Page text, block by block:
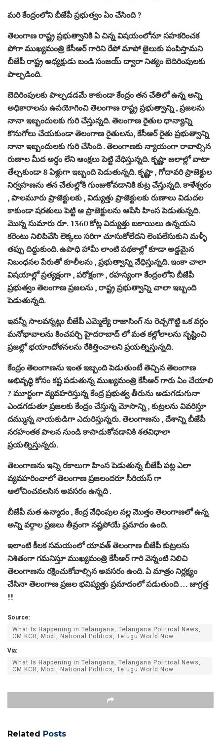
మరి కేంద్రంలోని బీజేపీ ప్రభుత్వం ఏం చేసింది ?
తెలంగాణ రాష్ట్ర ప్రభుత్వానికి ఏ చిన్న విషయంలోనూ సహకరించక
పోగా ముఖ్యమంత్రి కేసీఆర్ గారిని రేపో మాపో జైలుకు పంపిస్తామని
బీజేపీ రాష్ట్ర అధ్యక్షుడు బండి సంజయ్ ద్వారా నిత్యం బెదిరింపులకు
పాల్పడింది.
బెదిరింపులకు పాల్పడడమే కాకుండా కేంద్రం తన చేతిలో ఉన్న అన్ని
అధికారాలను ఉపయోగించి తెలంగాణ రాష్ట్ర ప్రభుత్వాన్ని , ప్రజలను
నానా ఇబ్బందులకు గురి చేస్తున్నది. తెలంగాణ రైతుల ధాన్యాన్ని
కొనుగోలు చేయకుండా తెలంగాణ రైతులను, కేసీఆర్ రైతు ప్రభుత్వాన్ని
నానా ఇబ్బందులకు గురి చేసింది . తెలంగాణకు న్యాయంగా రావాల్సిన
రుణాల మీద అర్ధం లేని ఆంక్షలు పెట్టి వేధిస్తున్నది. కృష్ణా జలాల్లో వాటా
తేల్చకుండా 8 ఏళ్లుగా ఇబ్బంది పెడుతున్నది. కృష్ణా , గోదావరి ప్రాజెక్టుల
నిర్వహణను తన చేతుల్లోకి గుంజుకోవడానికి కుట్ర చేస్తున్నది. కాళేశ్వరం
, పాలమూరు ప్రాజెక్టులకు , విద్యుత్తు ప్రాజెక్టులకు రుణాలు విడుదల
కాకుండా షరతులు పెట్టి ఆ ప్రాజెక్టులను ఆపేసి హింస పెడుతున్నది.
మొన్న సుమారు రూ. 1360 కోట్ల విద్యుత్తు బకాయిలు ఉన్నయని
కరెంటు నిలిపివేసి లెక్కలు సరిగా చూసుకోలేదని లెంపలేసుకుని మళ్ళీ
తప్పు దిద్దుకుంది. ఉపాధి హామీ లాంటి పథకాల్లో కూడా అడ్డమైన
నిబంధనల పేరుతో కూలీలను , ప్రభుత్వాన్ని వేధిస్తున్నది. ఇంకా చాలా
విషయాల్లో ప్రత్యక్షంగా , పరోక్షంగా , రహస్యంగా కేంద్రంలోని బీజేపీ
ప్రభుత్వం తెలంగాణ ప్రజలను , రాష్ట్ర ప్రభుత్వాన్ని చాలా ఇబ్బంది
పెడుతున్నది.
ఇవన్నీ సాలవన్నట్లు బీజేపీ ఎమ్మెల్యే రాజాసింగ్ ను రెచ్చగొట్టి ఒక వర్గం
మనోభావాలను కించపర్చి హైదరాబాద్ లో మత కల్లోలాలను సృష్టించి
ప్రజల్లో భయాందోళనలను రేకిత్తించాలని ప్రయత్నిస్తున్నది.
కేంద్రం తెలంగాణను ఇంత ఇబ్బంది పెడుతుంటే తెచ్చిన తెలంగాణ
అభివృద్ధి కోసం కష్ట పడుతున్న ముఖ్యమంత్రి కేసీఆర్ గారు ఏం చేయాలి
? మూర్ఖంగా వ్యవహరిస్తున్న కేంద్ర ప్రభుత్వ తీరును అడుగడుగునా
ఎండగడుతూ ప్రజలకు కేంద్రం చేస్తున్న మోసాన్ని , కుట్రలను వివరిస్తూ
దమ్మున్న నాయకుడిగా ఎదురిస్తున్నరు. తెలంగాణను , దేశాన్ని బీజేపీ
నరహంతక పాలన నుండి కాపాడుకోవడానికి శతవిధాలా
ప్రయత్నిస్తున్నరు.
తెలంగాణను ఇన్ని రకాలుగా హింస పెడుతున్న బీజేపీ పట్ల ఎలా
వ్యవహరించాలో తెలంగాణ ప్రజలందరూ సీరియస్ గా
ఆలోచించవలసిన అవసరం ఉన్నది .
బీజేపీ మత ఉన్మాదం , కేంద్ర వేధింపుల వల్ల మొత్తం తెలంగాణలో ఉన్న
అన్ని వర్గాల ప్రజలు తీవ్రంగా నష్టపోయే ప్రమాదం ఉంది.
ఇలాంటి కీలక సమయంలో యావత్ తెలంగాణ బీజేపీ కుట్రలను
నిశితంగా గమనిస్తూ ముఖ్యమంత్రి కేసీఆర్ గారి వెన్నంటి నిలిచి
తెలంగాణను రక్షించుకోవాల్సిన అవసరం ఉంది. ఏ మాత్రం నిర్లక్ష్యం
చేసినా తెలంగాణ ప్రజల భవిష్యత్తు ప్రమాదంలో పడుతుంది … జాగ్రత్త
!!
Source:
What Is Happening in Telangana, Telangana Political News,
CM KCR, Modi, National Politics, Telugu World Now
Via:
What Is Happening in Telangana, Telangana Political News,
CM KCR, Modi, National Politics, Telugu World Now
Related Posts